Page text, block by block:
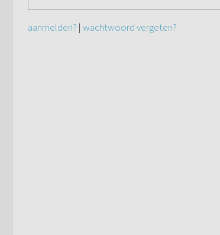
aanmelden? | wachtwoord vergeten?